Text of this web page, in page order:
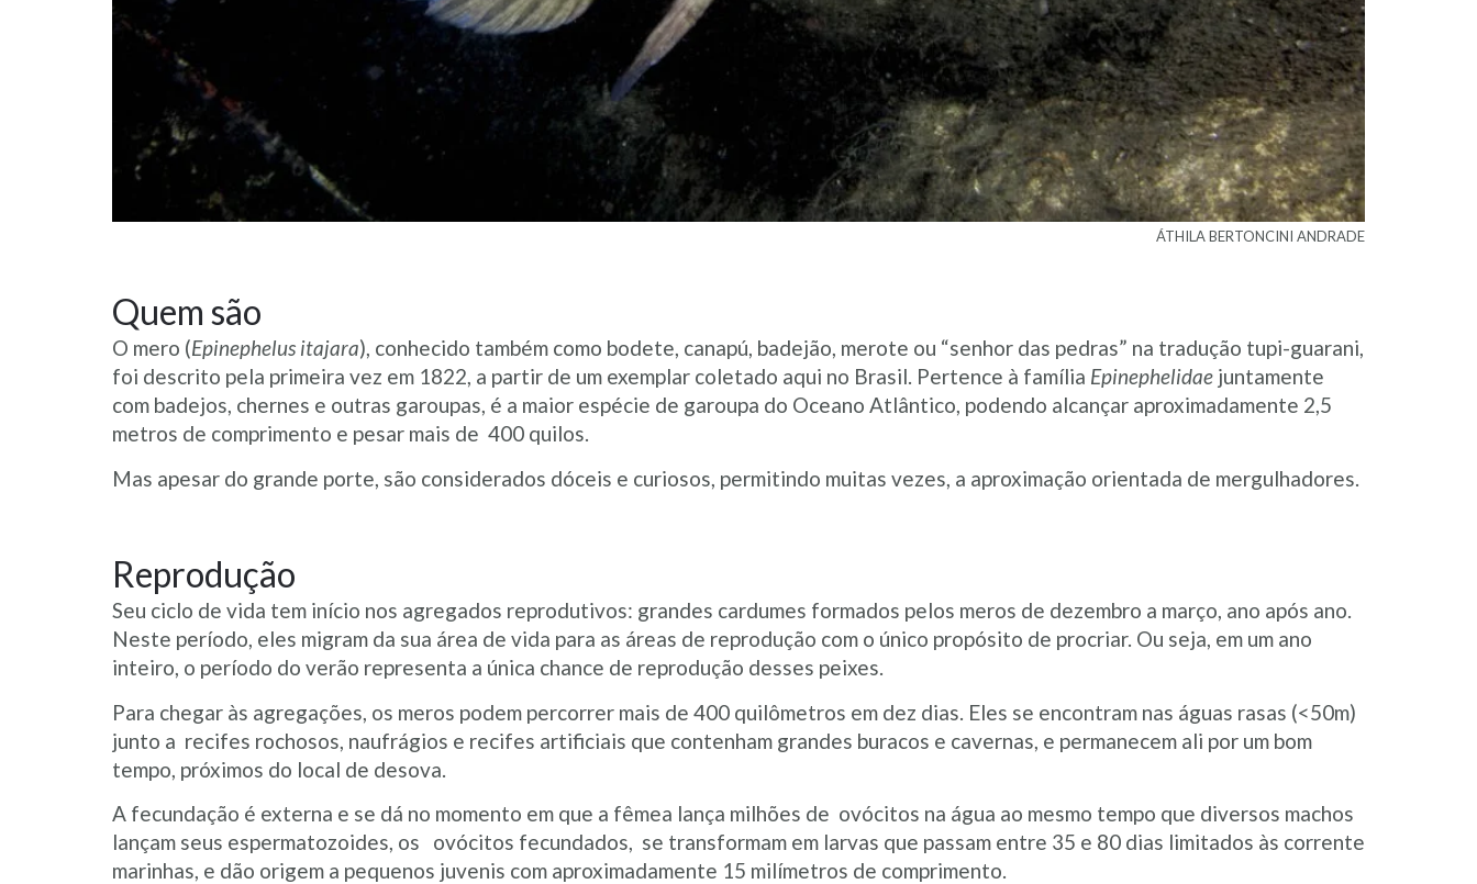
ÁTHILA BERTONCINI ANDRADE
Quem são
O mero (Epinephelus itajara), conhecido também como bodete, canapú, badejão, merote ou “senhor das pedras” na tradução tupi-guarani,
foi descrito pela primeira vez em 1822, a partir de um exemplar coletado aqui no Brasil. Pertence à família Epinephelidae juntamente
com badejos, chernes e outras garoupas, é a maior espécie de garoupa do Oceano Atlântico, podendo alcançar aproximadamente 2,5
metros de comprimento e pesar mais de 400 quilos.
Mas apesar do grande porte, são considerados dóceis e curiosos, permitindo muitas vezes, a aproximação orientada de mergulhadores.
Reprodução
Seu ciclo de vida tem início nos agregados reprodutivos: grandes cardumes formados pelos meros de dezembro a março, ano após ano.
Neste período, eles migram da sua área de vida para as áreas de reprodução com o único propósito de procriar. Ou seja, em um ano
inteiro, o período do verão representa a única chance de reprodução desses peixes.
Para chegar às agregações, os meros podem percorrer mais de 400 quilômetros em dez dias. Eles se encontram nas águas rasas (<50m)
junto a recifes rochosos, naufrágios e recifes artificiais que contenham grandes buracos e cavernas, e permanecem ali por um bom
tempo, próximos do local de desova.
A fecundação é externa e se dá no momento em que a fêmea lança milhões de ovócitos na água ao mesmo tempo que diversos machos
lançam seus espermatozoides, os ovócitos fecundados, se transformam em larvas que passam entre 35 e 80 dias limitados às corrente
marinhas, e dão origem a pequenos juvenis com aproximadamente 15 milímetros de comprimento.